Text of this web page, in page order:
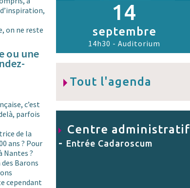
on ne reste
ou une
c’est
parfois
de la
ans ? Pour
Nantes ?
Barons
cependant
14
septembre
14h30 - Auditorium
Tout l'agenda
Centre administratif
- Entrée Cadaroscum